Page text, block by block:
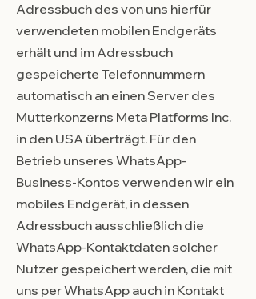
Adressbuch des von uns hierfür
verwendeten mobilen Endgeräts
erhält und im Adressbuch
gespeicherte Telefonnummern
automatisch an einen Server des
Mutterkonzerns Meta Platforms Inc.
in den USA überträgt. Für den
Betrieb unseres WhatsApp-
Business-Kontos verwenden wir ein
mobiles Endgerät, in dessen
Adressbuch ausschließlich die
WhatsApp-Kontaktdaten solcher
Nutzer gespeichert werden, die mit
uns per WhatsApp auch in Kontakt